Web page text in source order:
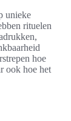
unieke
rituelen
hoe
ook hoe het